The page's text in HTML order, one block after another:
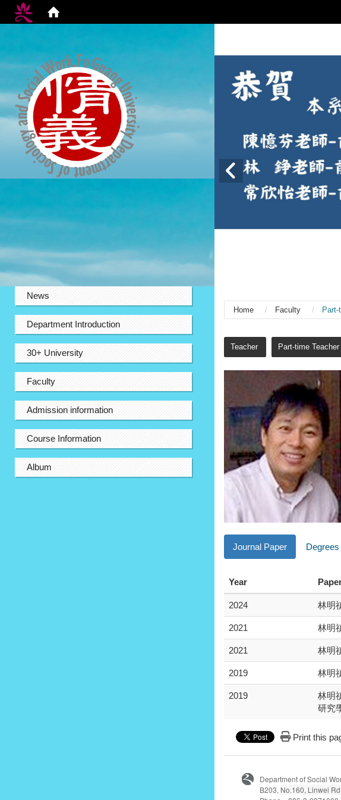
News
Department Introduction
30+ University
Faculty
Admission information
Course Information
Album
Home Faculty
Teacher Part-time Teacher
Journal Paper Degrees
Year
2024 林明
2021 林明
2021 林明
2019 林明
2019
林明
研究
Print this
Department of Social
B203, No.160, Linwei